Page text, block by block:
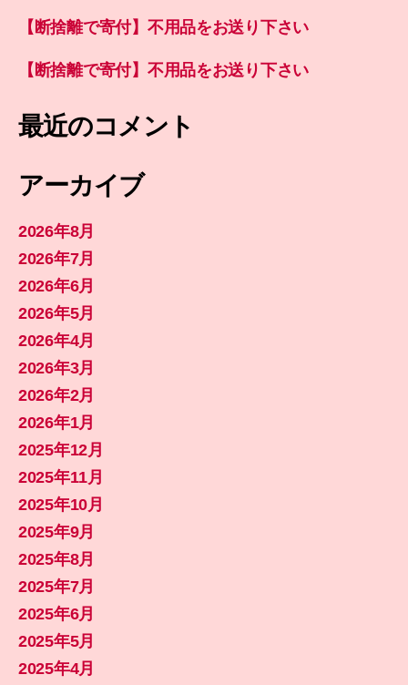
【断捨離で寄付】不用品をお送り下さい
【断捨離で寄付】不用品をお送り下さい
最近のコメント
アーカイブ
2026年8月
2026年7月
2026年6月
2026年5月
2026年4月
2026年3月
2026年2月
2026年1月
2025年12月
2025年11月
2025年10月
2025年9月
2025年8月
2025年7月
2025年6月
2025年5月
2025年4月